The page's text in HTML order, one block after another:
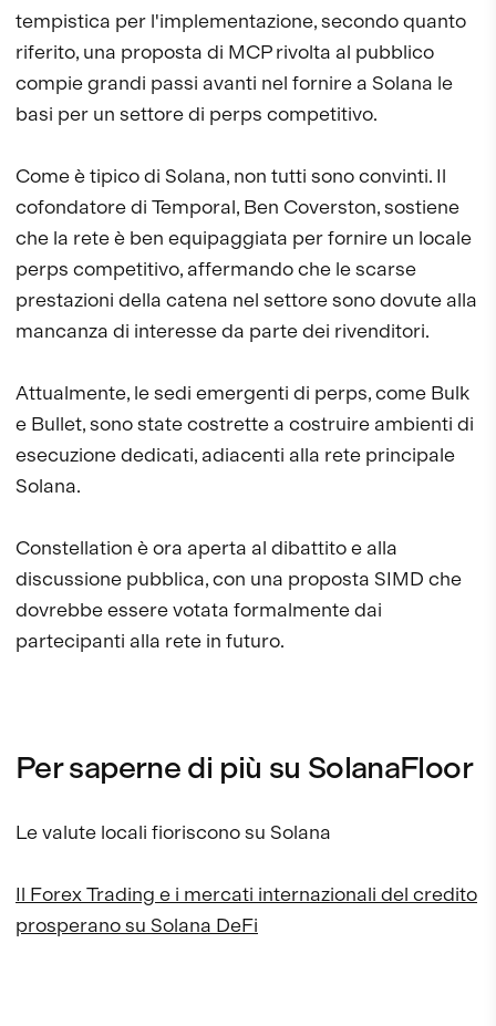
tempistica per l'implementazione, secondo quanto
riferito, una proposta di MCP rivolta al pubblico
compie grandi passi avanti nel fornire a Solana le
basi per un settore di perps competitivo.
Come è tipico di Solana, non tutti sono convinti. Il
cofondatore di Temporal, Ben Coverston, sostiene
che la rete è ben equipaggiata per fornire un locale
perps competitivo, affermando che le scarse
prestazioni della catena nel settore sono dovute alla
mancanza di interesse da parte dei rivenditori.
Attualmente, le sedi emergenti di perps, come Bulk
e Bullet, sono state costrette a costruire ambienti di
esecuzione dedicati, adiacenti alla rete principale
Solana.
Constellation è ora aperta al dibattito e alla
discussione pubblica, con una proposta SIMD che
dovrebbe essere votata formalmente dai
partecipanti alla rete in futuro.
Per saperne di più su SolanaFloor
Le valute locali fioriscono su Solana
Il Forex Trading e i mercati internazionali del credito
prosperano su Solana DeFi